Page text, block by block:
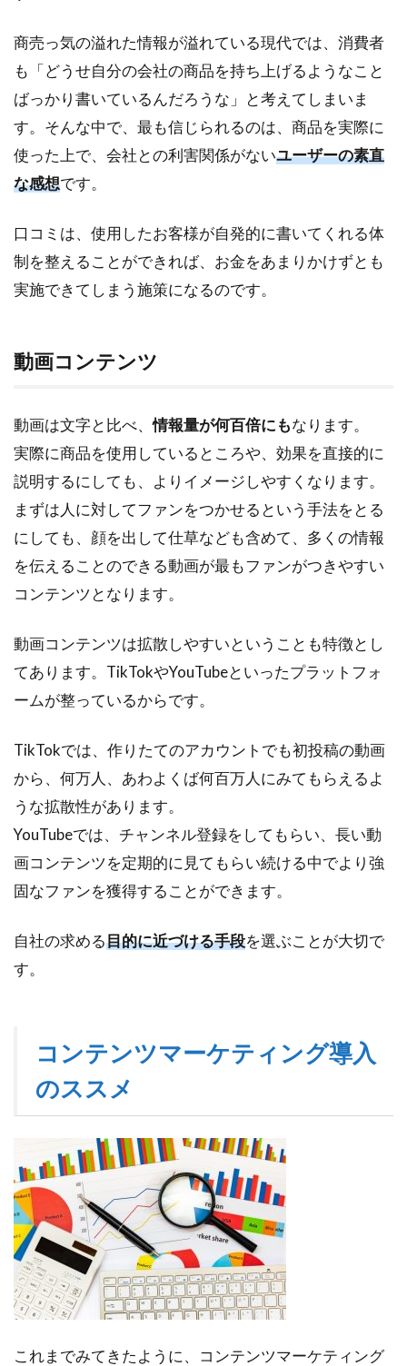
商売っ気の溢れた情報が溢れている現代では、消費者
も「どうせ自分の会社の商品を持ち上げるようなこと
ばっかり書いているんだろうな」と考えてしまいま
す。そんな中で、最も信じられるのは、商品を実際に
使った上で、会社との利害関係がないユーザーの素直
な感想です。
口コミは、使用したお客様が自発的に書いてくれる体
制を整えることができれば、お金をあまりかけずとも
実施できてしまう施策になるのです。
動画コンテンツ
動画は文字と比べ、情報量が何百倍にもなります。
実際に商品を使用しているところや、効果を直接的に
説明するにしても、よりイメージしやすくなります。
まずは人に対してファンをつかせるという手法をとる
にしても、顔を出して仕草なども含めて、多くの情報
を伝えることのできる動画が最もファンがつきやすい
コンテンツとなります。
動画コンテンツは拡散しやすいということも特徴とし
てあります。TikTokやYouTubeといったプラットフォ
ームが整っているからです。
TikTokでは、作りたてのアカウントでも初投稿の動画
から、何万人、あわよくば何百万人にみてもらえるよ
うな拡散性があります。
YouTubeでは、チャンネル登録をしてもらい、長い動
画コンテンツを定期的に見てもらい続ける中でより強
固なファンを獲得することができます。
自社の求める目的に近づける手段を選ぶことが大切で
す。
コンテンツマーケティング導入
のススメ
これまでみてきたように、コンテンツマーケティング